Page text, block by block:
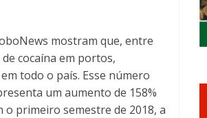
mostram que, entre
cocaína em portos,
todo o país. Esse número
um aumento de 158%
o primeiro semestre de 2018, a